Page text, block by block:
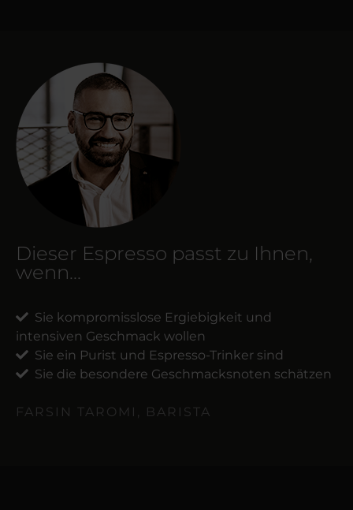
Dieser Espresso passt zu Ihnen,
wenn...
Sie kompromisslose Ergiebigkeit und
intensiven Geschmack wollen
Sie ein Purist und Espresso-Trinker sind
Sie die besondere Geschmacksnoten schätzen
FARSIN TAROMI, BARISTA